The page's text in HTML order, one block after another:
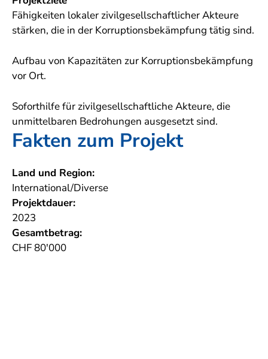
Fähigkeiten lokaler zivilgesellschaftlicher Akteure
stärken, die in der Korruptionsbekämpfung tätig sind.
Aufbau von Kapazitäten zur Korruptionsbekämpfung
vor Ort.
Soforthilfe für zivilgesellschaftliche Akteure, die
unmittelbaren Bedrohungen ausgesetzt sind.
Fakten zum Projekt
Land und Region:
International/Diverse
Projektdauer:
2023
Gesamtbetrag:
CHF 80'000